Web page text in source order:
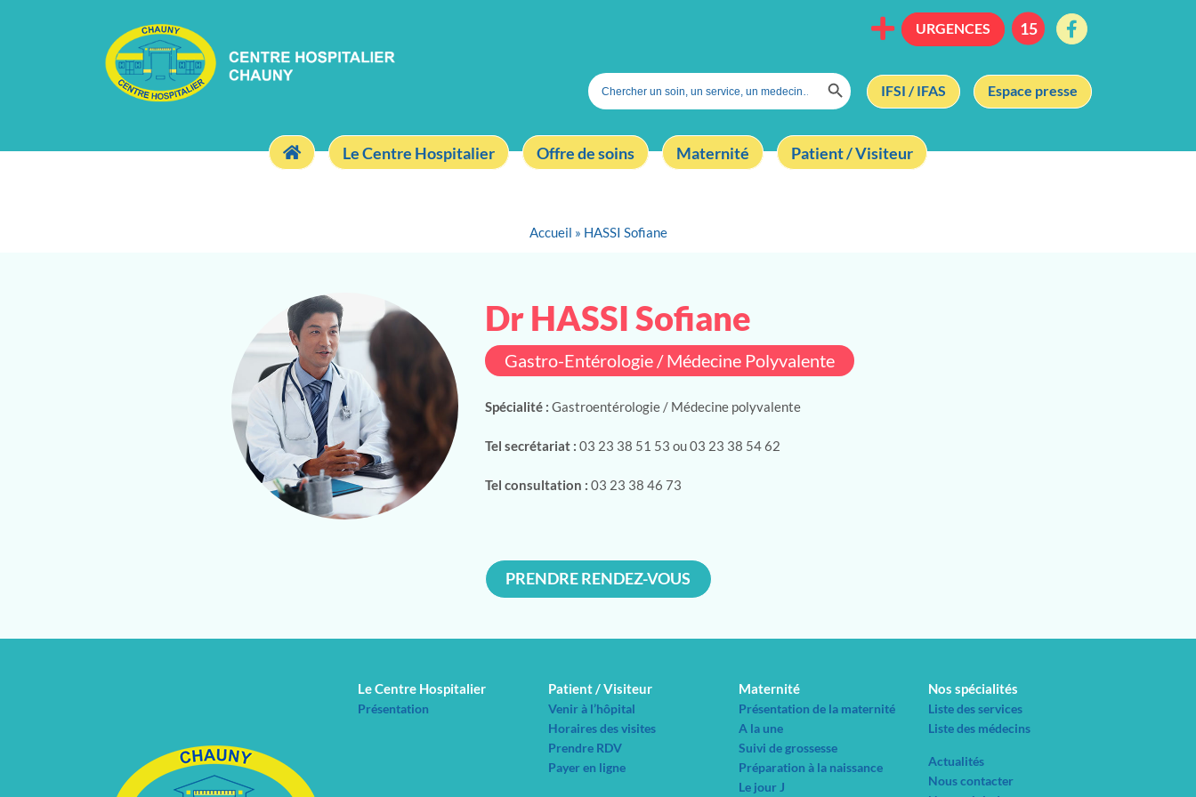
URGENCES
Search
for:
Search Button
IFSI / IFAS Espace presse
Le Centre Hospitalier Offre de soins Maternité Patient / Visiteur
Accueil » HASSI Sofiane
Dr HASSI Sofiane
Gastro-Entérologie / Médecine Polyvalente
Spécialité : Gastroentérologie / Médecine polyvalente
Tel secrétariat : 03 23 38 51 53 ou 03 23 38 54 62
Tel consultation : 03 23 38 46 73
PRENDRE RENDEZ-VOUS
Le Centre Hospitalier
Présentation
Patient / Visiteur
Venir à l’hôpital
Horaires des visites
Prendre RDV
Payer en ligne
Maternité
Présentation de la maternité
A la une
Suivi de grossesse
Préparation à la naissance
Le jour J
Nos spécialités
Liste des services
Liste des médecins
Actualités
Nous contacter